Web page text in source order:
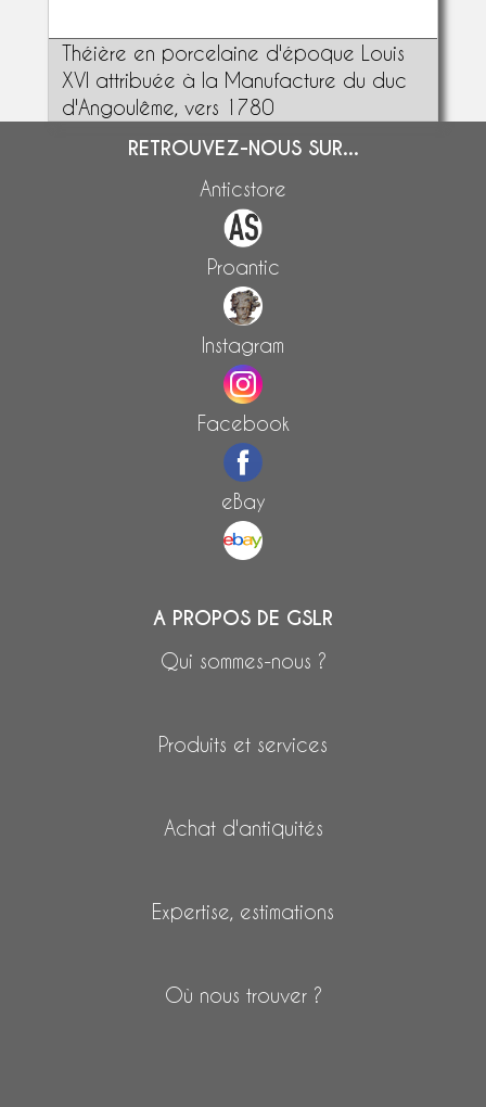
Théière en porcelaine d'époque Louis
XVI attribuée à la Manufacture du duc
d'Angoulême, vers 1780
RETROUVEZ-NOUS SUR...
Anticstore
Proantic
Instagram
Facebook
eBay
A PROPOS DE GSLR
Qui sommes-nous ?
Produits et services
Achat d'antiquités
Expertise, estimations
Où nous trouver ?